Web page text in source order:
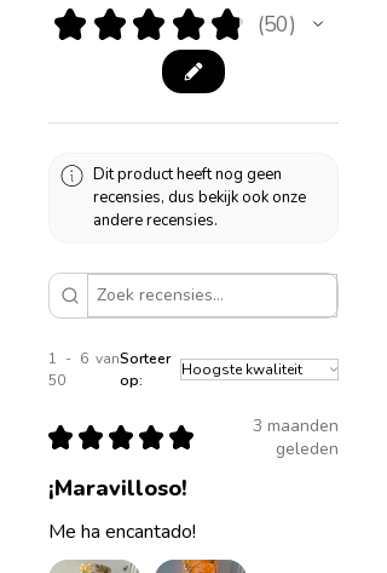
★ ★ ★ ★ ★ 50
50
Dit product heeft nog geen
recensies, dus bekijk ook onze
andere recensies.
1 - 6 van
50
Sorteer
op:
★ ★ ★ ★ ★
3 maanden
geleden
¡Maravilloso!
Me ha encantado!